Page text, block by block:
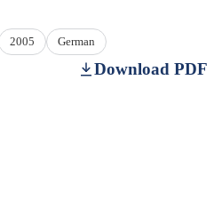
2005 German
Download PDF